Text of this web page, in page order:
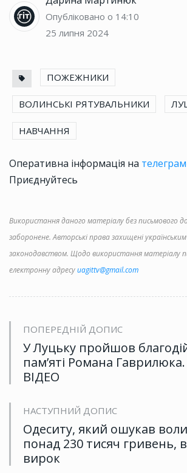
Опубліковано о 14:10
25 липня 2024
ПОЖЕЖНИКИ
ВОЛИНСЬКІ РЯТУВАЛЬНИКИ
НАВЧАННЯ
Оперативна інформація на
Приєднуйтесь
Використання даного матеріалу без письмового
заборонене. Авторські права захищені
законодавством. Щодо використання матеріалу
електронну адресуuagittv@gmail.com
ПОПЕРЕДНІЙ ДОПИС
У Луцьку пройшов
пам’яті Романа
ВІДЕО
НАСТУПНИЙ ДОПИС
Одеситу, який ошукав
понад 230 тисяч гривень,
вирок